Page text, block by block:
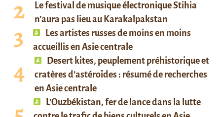
Le festival de musique électronique Stihia
n’aura pas lieu au Karakalpakstan
Les artistes russes de moins en moins
accueillis en Asie centrale
Desert kites, peuplement préhistorique et
cratères d’astéroïdes : résumé de recherches
en Asie centrale
L’Ouzbékistan, fer de lance dans la lutte